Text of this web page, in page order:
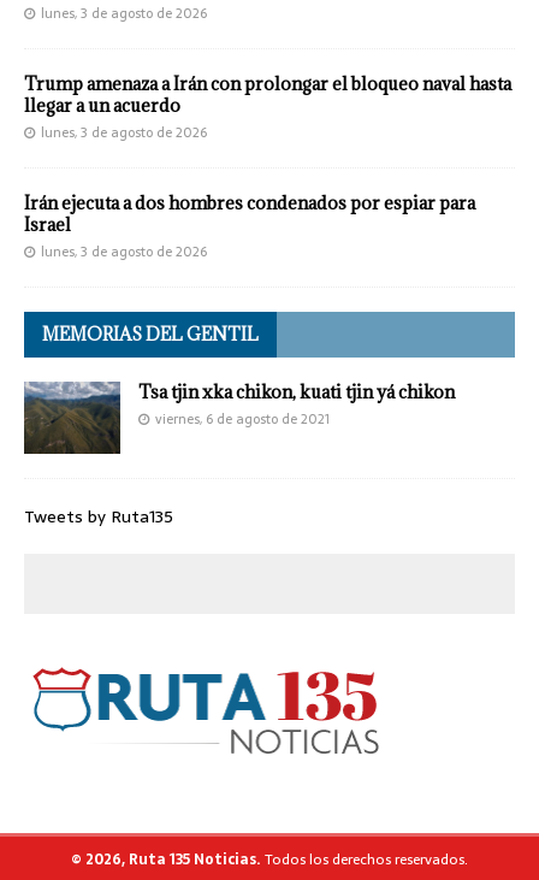
lunes, 3 de agosto de 2026
Trump amenaza a Irán con prolongar el bloqueo naval hasta
llegar a un acuerdo
lunes, 3 de agosto de 2026
Irán ejecuta a dos hombres condenados por espiar para
Israel
lunes, 3 de agosto de 2026
MEMORIAS DEL GENTIL
Tsa tjin xka chikon, kuati tjin yá chikon
viernes, 6 de agosto de 2021
Tweets by Ruta135
© 2026, Ruta 135 Noticias. Todos los derechos reservados.